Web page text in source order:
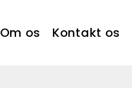
Om os Kontakt os